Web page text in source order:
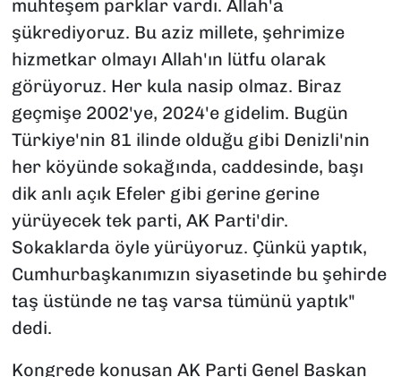
muhteşem parklar vardı. Allah'a
şükrediyoruz. Bu aziz millete, şehrimize
hizmetkar olmayı Allah'ın lütfu olarak
görüyoruz. Her kula nasip olmaz. Biraz
geçmişe 2002'ye, 2024'e gidelim. Bugün
Türkiye'nin 81 ilinde olduğu gibi Denizli'nin
her köyünde sokağında, caddesinde, başı
dik anlı açık Efeler gibi gerine gerine
yürüyecek tek parti, AK Parti'dir.
Sokaklarda öyle yürüyoruz. Çünkü yaptık,
Cumhurbaşkanımızın siyasetinde bu şehirde
taş üstünde ne taş varsa tümünü yaptık"
dedi.
Kongrede konuşan AK Parti Genel Başkan